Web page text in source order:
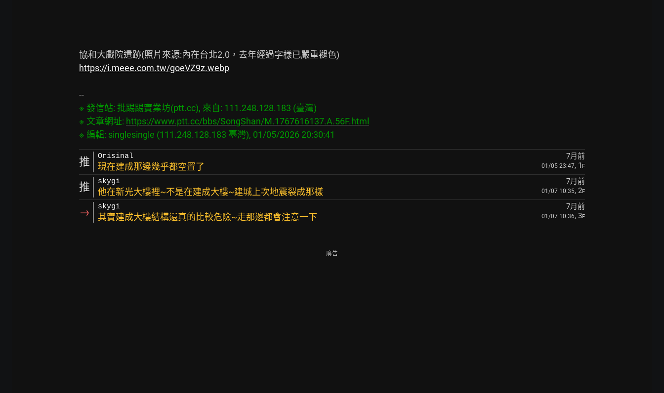
https://i.meee.com.tw/goeVZ9z.webp
※ 發信站: 批踢踢實業坊(ptt.cc), 來自: 111.248.128.183 (臺灣)
※ 文章網址: https://www.ptt.cc/bbs/SongShan/M.1767616137.A.56F.html
推 Orisinal 7月前
現在建成那邊幾乎都空置了 01/05 23:47, 1 F
推 skygi 7月前
他在新光大樓裡~不是在建成大樓~建城上次地震裂成那樣 01/07 10:35, 2F
→ skygi 7月前
其實建成大樓結構還真的比較危險~走那邊都會注意一下 01/07 10:36, 3F
廣告